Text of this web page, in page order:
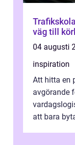
väg till
04 augusti
inspiration
Att hitta en
avgörande
att bara